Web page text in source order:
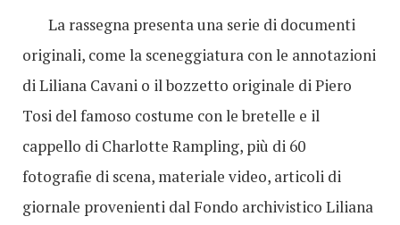
La rassegna presenta una serie di documenti
originali, come la sceneggiatura con le annotazioni
di Liliana Cavani o il bozzetto originale di Piero
Tosi del famoso costume con le bretelle e il
cappello di Charlotte Rampling, più di 60
fotografie di scena, materiale video, articoli di
giornale provenienti dal Fondo archivistico Liliana